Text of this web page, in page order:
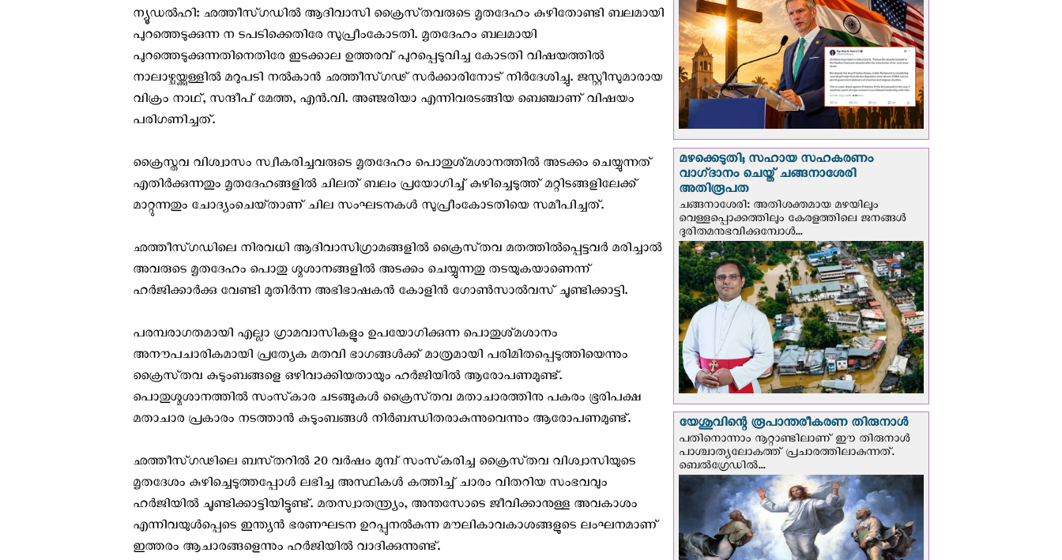
ന്യൂഡൽഹി: ഛത്തീസ്‌ഗഡിൽ ആദിവാസി ക്രൈസ്‌തവരുടെ മൃതദേഹം കുഴിതോണ്ടി ബലമായി
പുറത്തെടുക്കുന്ന ന ടപടിക്കെതിരേ സുപ്രീംകോടതി. മൃതദേഹം ബലമായി
പുറത്തെടുക്കുന്നതിനെതിരേ ഇടക്കാല ഉത്തരവ് പുറപ്പെടുവിച്ച കോടതി വിഷയത്തിൽ
നാലാഴ്ചയ്ക്കുള്ളിൽ മറുപടി നൽകാൻ ഛത്തീസ്‌ഗഢ് സർക്കാരിനോട് നിർദേശിച്ചു. ജസ്റ്റീസുമാരായ
വിക്രം നാഥ്, സന്ദീപ് മേത്ത, എൻ.വി. അഞ്ജരിയാ എന്നിവരടങ്ങിയ ബെഞ്ചാണ് വിഷയം
പരിഗണിച്ചത്.
ക്രൈസ്തവ വിശ്വാസം സ്വീകരിച്ചവരുടെ മൃതദേഹം പൊതുശ്‌മശാനത്തിൽ അടക്കം ചെയ്യുന്നത്
എതിർക്കുന്നതും മൃതദേഹങ്ങളിൽ ചിലത് ബലം പ്രയോഗിച്ച് കുഴിച്ചെടുത്ത് മറ്റിടങ്ങളിലേക്ക്
മാറ്റുന്നതും ചോദ്യംചെയ്‌താണ് ചില സംഘടനകൾ സുപ്രീംകോടതിയെ സമീപിച്ചത്.
ഛത്തീസ്ഗഡിലെ നിരവധി ആദിവാസിഗ്രാമങ്ങളിൽ ക്രൈസ്‌തവ മതത്തിൽപ്പെട്ടവർ മരിച്ചാൽ
അവരുടെ മൃതദേഹം പൊതു ശ്മശാനങ്ങളിൽ അടക്കം ചെയ്യുന്നതു തടയുകയാണെന്ന്
ഹർജിക്കാർക്കു വേണ്ടി മുതിർന്ന അഭിഭാഷകൻ കോളിൻ ഗോൺസാൽവസ് ചൂണ്ടിക്കാട്ടി.
പരമ്പരാഗതമായി എല്ലാ ഗ്രാമവാസികളും ഉപയോഗിക്കുന്ന പൊതുശ്‌മശാനം
അനൗപചാരികമായി പ്രത്യേക മതവി ഭാഗങ്ങൾക്ക് മാത്രമായി പരിമിതപ്പെടുത്തിയെന്നും
ക്രൈസ്‌തവ കുടുംബങ്ങളെ ഒഴിവാക്കിയതായും ഹർജിയിൽ ആരോപണമുണ്ട്.
പൊതുശ്മ‌ശാനത്തിൽ സംസ്‌കാര ചടങ്ങുകൾ ക്രൈസ്‌തവ മതാചാരത്തിനു പകരം ഭൂരിപക്ഷ
മതാചാര പ്രകാരം നടത്താൻ കുടുംബങ്ങൾ നിർബന്ധിതരാകുന്നുവെന്നും ആരോപണമുണ്ട്.
ഛത്തീസ്‌ഗഢിലെ ബസ്‌തറിൽ 20 വർഷം മുമ്പ് സംസ്‌കരിച്ച ക്രൈസ്‌തവ വിശ്വാസിയുടെ
മൃതദേശം കുഴിച്ചെടുത്തപ്പോൾ ലഭിച്ച അസ്ഥികൾ കത്തിച്ച് ചാരം വിതറിയ സംഭവവും
ഹർജിയിൽ ചൂണ്ടിക്കാട്ടിയിട്ടുണ്ട്. മതസ്വാതന്ത്ര്യം, അന്തസോടെ ജീവിക്കാനുള്ള അവകാശം
എന്നിവയുൾപ്പെടെ ഇന്ത്യൻ ഭരണഘടന ഉറപ്പുനൽകുന്ന മൗലികാവകാശങ്ങളുടെ ലംഘനമാണ്
ഇത്തരം ആചാരങ്ങളെന്നും ഹർജിയിൽ വാദിക്കുന്നുണ്ട്.
മഴക്കെടുതി; സഹായ സഹകരണം
വാഗ്‌ദാനം ചെയ്ത് ചങ്ങനാശേരി
അതിരൂപത
ചങ്ങനാശേരി: അതിശക്തമായ മഴയിലും
വെള്ളപ്പൊക്കത്തിലും കേരളത്തിലെ ജനങ്ങൾ
ദുരിതമനുഭവിക്കുമ്പോൾ...
യേശുവിന്റെ രൂപാന്തരീകരണ തിരുനാള്‍
പതിനൊന്നാം നൂറ്റാണ്ടിലാണ് ഈ തിരുനാള്‍
പാശ്ചാത്യലോകത്ത് പ്രചാരത്തിലാകുന്നത്.
ബെല്‍ഗ്രേഡില്‍...